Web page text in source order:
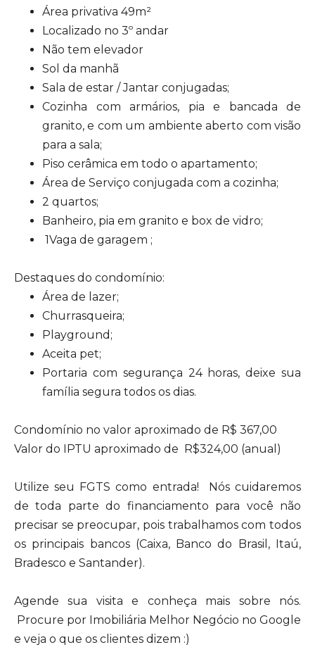
Área privativa 49m²
Localizado no 3º andar
Não tem elevador
Sol da manhã
Sala de estar / Jantar conjugadas;
Cozinha com armários, pia e bancada de
granito, e com um ambiente aberto com visão
para a sala;
Piso cerâmica em todo o apartamento;
Área de Serviço conjugada com a cozinha;
2 quartos;
Banheiro, pia em granito e box de vidro;
1Vaga de garagem ;
Destaques do condomínio:
Área de lazer;
Churrasqueira;
Playground;
Aceita pet;
Portaria com segurança 24 horas, deixe sua
família segura todos os dias.
Condomínio no valor aproximado de R$ 367,00
Valor do IPTU aproximado de R$324,00 (anual)
Utilize seu FGTS como entrada! Nós cuidaremos
de toda parte do financiamento para você não
precisar se preocupar, pois trabalhamos com todos
os principais bancos (Caixa, Banco do Brasil, Itaú,
Bradesco e Santander).
Agende sua visita e conheça mais sobre nós.
Procure por Imobiliária Melhor Negócio no Google
e veja o que os clientes dizem :)